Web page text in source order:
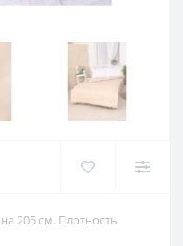
205 см. Плотность